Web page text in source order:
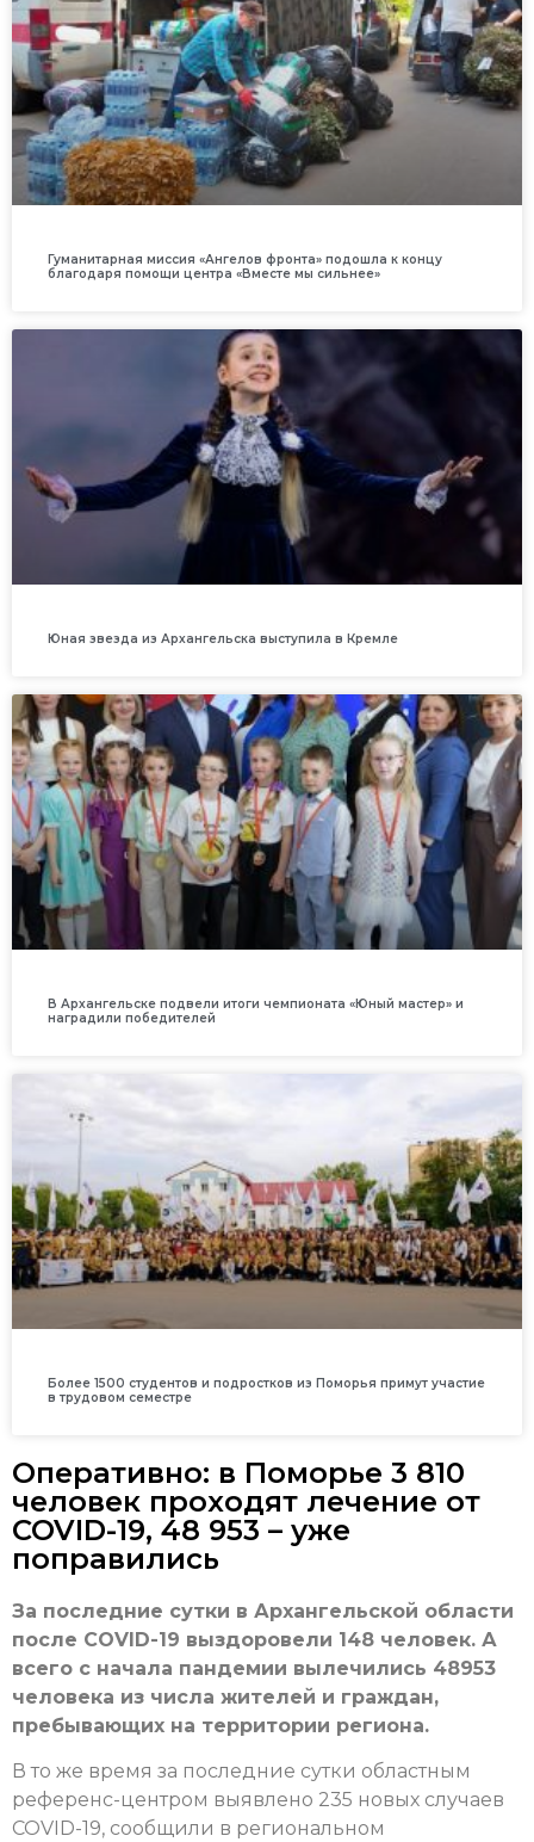
Гуманитарная миссия «Ангелов фронта» подошла к концу
благодаря помощи центра «Вместе мы сильнее»
Юная звезда из Архангельска выступила в Кремле
В Архангельске подвели итоги чемпионата «Юный мастер» и
наградили победителей
Более 1500 студентов и подростков из Поморья примут участие
в трудовом семестре
Оперативно: в Поморье 3 810
человек проходят лечение от
COVID-19, 48 953 – уже
поправились
За последние сутки в Архангельской области
после COVID-19 выздоровели 148 человек. А
всего с начала пандемии вылечились 48953
человека из числа жителей и граждан,
пребывающих на территории региона.
В то же время за последние сутки областным
референс-центром выявлено 235 новых случаев
COVID-19, сообщили в региональном